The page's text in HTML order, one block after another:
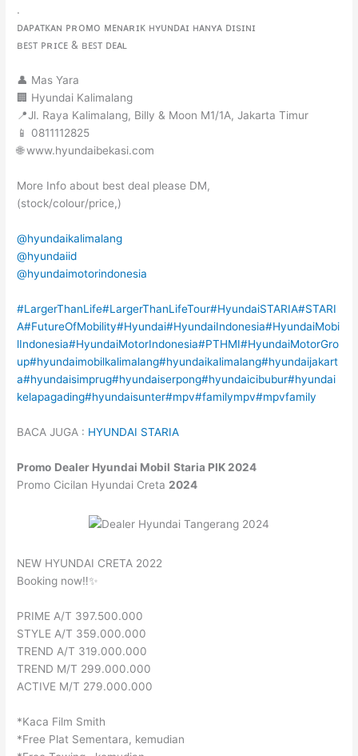
.
ᴅᴀᴘᴀᴛᴋᴀɴ ᴘʀᴏᴍᴏ ᴍᴇɴᴀʀɪᴋ ʜʏᴜɴᴅᴀɪ ʜᴀɴʏᴀ ᴅɪsɪɴɪ
ʙᴇꜱᴛ ᴘʀɪᴄᴇ & ʙᴇꜱᴛ ᴅᴇᴀʟ
👤 Mas Yara
🏢 Hyundai Kalimalang
📍Jl. Raya Kalimalang, Billy & Moon M1/1A, Jakarta Timur
📱 0811112825
🌐 www.hyundaibekasi.com
More Info about best deal please DM,
(stock/colour/price,)
@hyundaikalimalang
@hyundaiid
@hyundaimotorindonesia
#LargerThanLife#LargerThanLifeTour#HyundaiSTARIA#STARI
A#FutureOfMobility#Hyundai#HyundaiIndonesia#HyundaiMobi
lIndonesia#HyundaiMotorIndonesia#PTHMI#HyundaiMotorGro
up#hyundaimobilkalimalang#hyundaikalimalang#hyundaijakart
a#hyundaisimprug#hyundaiserpong#hyundaicibubur#hyundai
kelapagading#hyundaisunter#mpv#familympv#mpvfamily
BACA JUGA : HYUNDAI STARIA
Promo Dealer Hyundai Mobil Staria PIK 2024
Promo Cicilan Hyundai Creta 2024
NEW HYUNDAI CRETA 2022
Booking now‼️✨
PRIME A/T 397.500.000
STYLE A/T 359.000.000
TREND A/T 319.000.000
TREND M/T 299.000.000
ACTIVE M/T 279.000.000
*Kaca Film Smith
*Free Plat Sementara, kemudian